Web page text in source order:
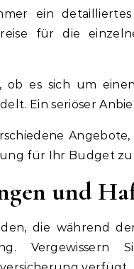
ein
für die
ob es sich um
Ein seriöser
für Ihr Budget
und
die während
Vergewissern